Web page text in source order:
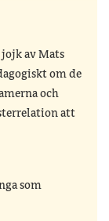
jojk av Mats
om de
och
att
som